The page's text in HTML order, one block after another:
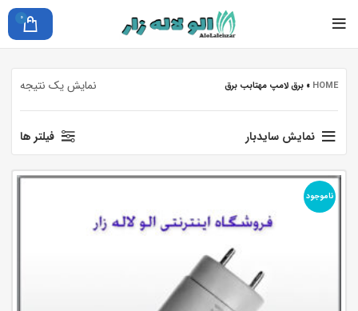
0
HOME
» برق لامپ مهتابب برق نمایش یک نتیجه
نمایش سایدبار فیلتر ها
ناموجود